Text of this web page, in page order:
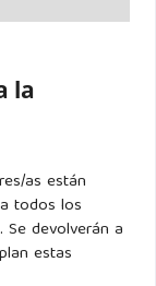
la
as están
todos los
devolverán a
estas